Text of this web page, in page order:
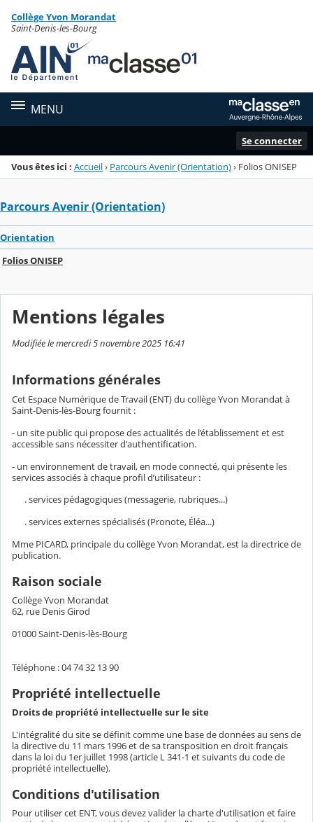
Menu de la rubrique
Contenu
Collège Yvon Morandat
Saint-Denis-les-Bourg
MENU
Se connecter
Vous êtes ici : Accueil› Parcours Avenir (Orientation)› Folios ONISEP
Parcours Avenir (Orientation)
Orientation
Folios ONISEP
Mentions légales
Modifiée le mercredi 5 novembre 2025 16:41
Informations générales
Cet Espace Numérique de Travail (ENT) du collège Yvon Morandat à
Saint-Denis-lès-Bourg fournit :
- un site public qui propose des actualités de l’établissement et est
accessible sans nécessiter d'authentification.
- un environnement de travail, en mode connecté, qui présente les
services associés à chaque profil d’utilisateur :
. services pédagogiques (messagerie, rubriques...)
. services externes spécialisés (Pronote, Éléa...)
Mme PICARD, principale du collège Yvon Morandat, est la directrice de
publication.
Raison sociale
Collège Yvon Morandat
62, rue Denis Girod
01000 Saint-Denis-lès-Bourg
Téléphone : 04 74 32 13 90
Propriété intellectuelle
Droits de propriété intellectuelle sur le site
L'intégralité du site se définit comme une base de données au sens de
la directive du 11 mars 1996 et de sa transposition en droit français
dans la loi du 1er juillet 1998 (article L 341-1 et suivants du code de
propriété intellectuelle).
Conditions d'utilisation
Pour utiliser cet ENT, vous devez valider la charte d'utilisation et faire